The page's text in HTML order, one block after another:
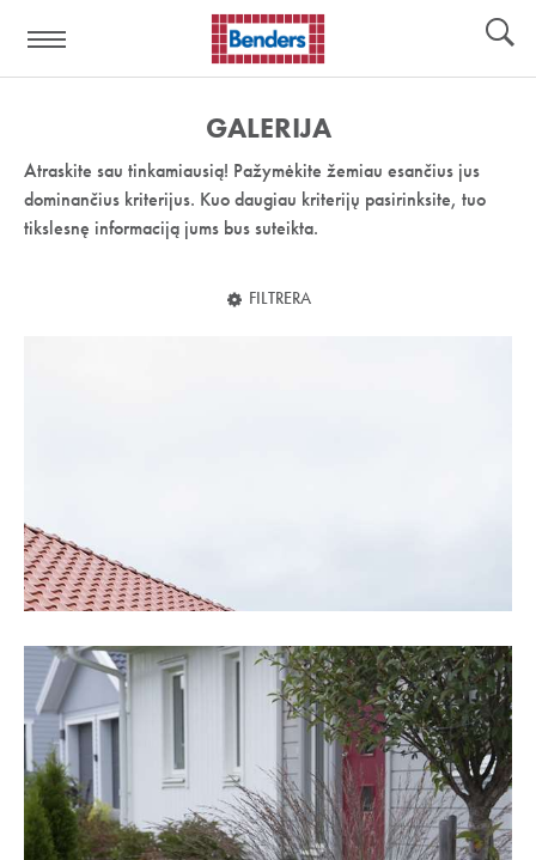
nuoroda:
GALERIJA
Atraskite sau tinkamiausią! Pažymėkite žemiau esančius jus
dominančius kriterijus. Kuo daugiau kriterijų pasirinksite, tuo
tikslesnę informaciją jums bus suteikta.
FILTRERA